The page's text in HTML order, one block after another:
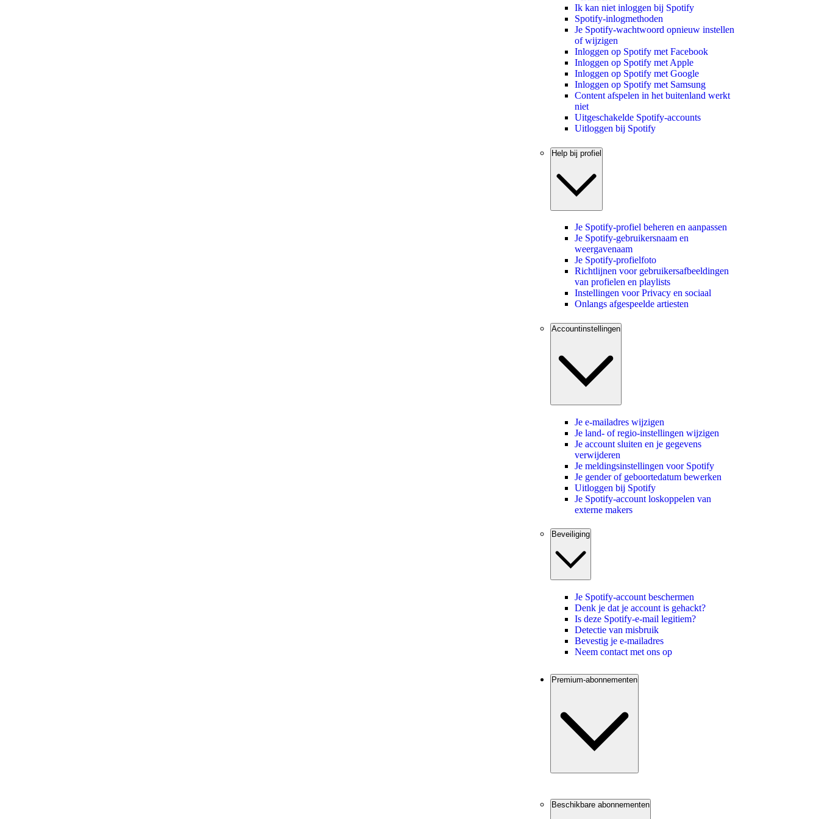
Ik kan niet inloggen bij Spotify
Spotify-inlogmethoden
Je Spotify-wachtwoord opnieuw instellen
of wijzigen
Inloggen op Spotify met Facebook
Inloggen op Spotify met Apple
Inloggen op Spotify met Google
Inloggen op Spotify met Samsung
Content afspelen in het buitenland werkt
niet
Uitgeschakelde Spotify-accounts
Uitloggen bij Spotify
Help bij profiel
Je Spotify-profiel beheren en aanpassen
Je Spotify-gebruikersnaam en
weergavenaam
Je Spotify-profielfoto
Richtlijnen voor gebruikersafbeeldingen
van profielen en playlists
Instellingen voor Privacy en sociaal
Onlangs afgespeelde artiesten
Accountinstellingen
Je e-mailadres wijzigen
Je land- of regio-instellingen wijzigen
Je account sluiten en je gegevens
verwijderen
Je meldingsinstellingen voor Spotify
Je gender of geboortedatum bewerken
Uitloggen bij Spotify
Je Spotify-account loskoppelen van
externe makers
Beveiliging
Je Spotify-account beschermen
Denk je dat je account is gehackt?
Is deze Spotify-e-mail legitiem?
Detectie van misbruik
Bevestig je e-mailadres
Neem contact met ons op
Premium-abonnementen
Beschikbare abonnementen